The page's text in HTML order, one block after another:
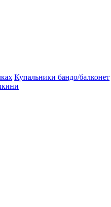
Купальники бандо/балконет